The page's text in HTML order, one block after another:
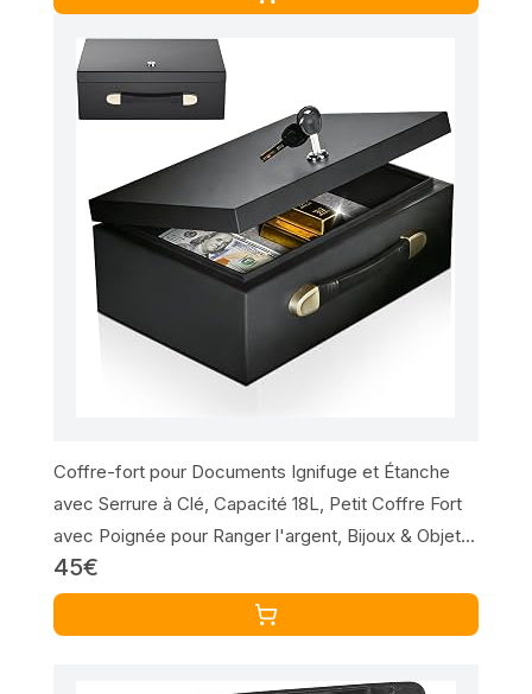
Coffre-fort pour Documents Ignifuge et Étanche
avec Serrure à Clé, Capacité 18L, Petit Coffre Fort
avec Poignée pour Ranger l'argent, Bijoux & Objets
de Valeur, 15,5 x 36,2 x 28,4 cm
45€